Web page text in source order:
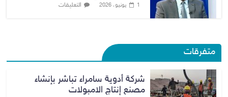
1 يونيو، 2026 التعليقات
متفرقات
شركة أدوية سامراء تباشر بإنشاء
مصنع إنتاج الامبولات